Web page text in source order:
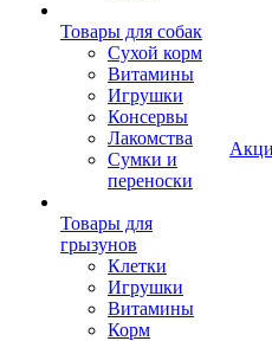
Товары для собак
Cухой корм
Витамины
Игрушки
Консервы
Лакомства
Сумки и
переноски
Товары для
грызунов
Клетки
Игрушки
Витамины
Корм